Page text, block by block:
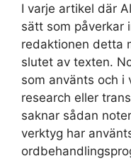
I varje artikel där
sätt som påverkar
redaktionen detta
slutet av texten.
som använts och i
research eller
saknar sådan
verktyg har